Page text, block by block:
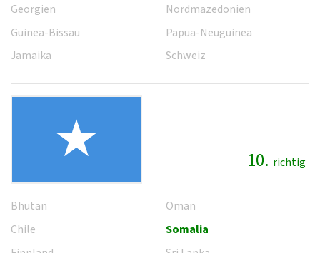
Georgien
Guinea-Bissau
Jamaika
Nordmazedonien
Papua-Neuguinea
Schweiz
10. richtig
Bhutan
Chile
Oman
Somalia